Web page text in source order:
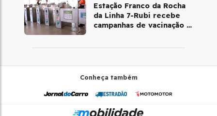
Estação Franco da Rocha
da Linha 7-Rubi recebe
campanhas de vacinação e
Conheça também